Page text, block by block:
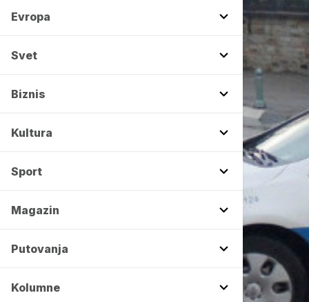
Evropa
Svet
Biznis
Kultura
Sport
Magazin
Putovanja
Kolumne